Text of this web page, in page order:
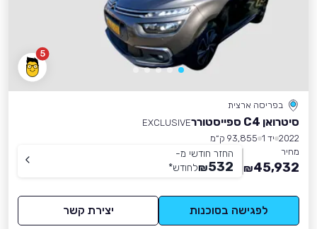
5
בפריסה ארצית
סיטרואן C4 ספייסטורר
EXCLUSIVE
2022 יד 1
93,855 ק״מ
מחיר
45,932
₪
החזר חודשי מ-
532
₪לחודש*
לפגישה בסוכנות יצירת קשר